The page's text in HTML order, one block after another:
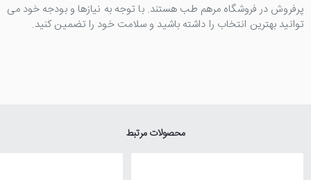
پرفروش در فروشگاه مرهم طب هستند. با توجه به نیازها و بودجه خود می
توانید بهترین انتخاب را داشته باشید و سلامت خود را تضمین کنید.
محصولات مرتبط